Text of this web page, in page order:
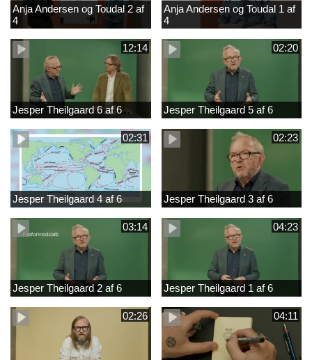
Anja Andersen og Toudal 2 af
4
Anja Andersen og Toudal 1 af
4
12:14
Jesper Theilgaard 6 af 6
02:20
Jesper Theilgaard 5 af 6
02:31
Jesper Theilgaard 4 af 6
02:23
Jesper Theilgaard 3 af 6
03:14
Jesper Theilgaard 2 af 6
04:23
Jesper Theilgaard 1 af 6
02:26 04:11